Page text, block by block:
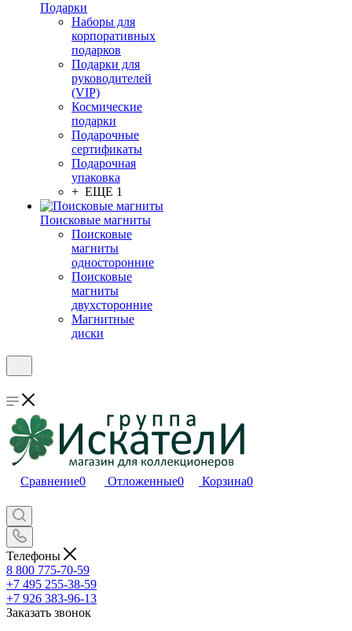
Подарки
Наборы для
корпоративных
подарков
Подарки для
руководителей
(VIP)
Космические
подарки
Подарочные
сертификаты
Подарочная
упаковка
+ ЕЩЕ 1
Поисковые магниты
Поисковые
магниты
односторонние
Поисковые
магниты
двухсторонние
Магнитные
диски
Сравнение0 Отложенные0 Корзина0
Телефоны
8 800 775-70-59
+7 495 255-38-59
+7 926 383-96-13
Заказать звонок